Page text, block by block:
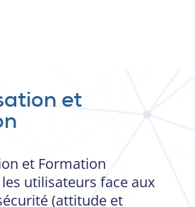
et
et Formation
utilisateurs face aux
(attitude et